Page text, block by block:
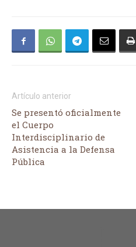
Artículo anterior
Se presentó oficialmente
el Cuerpo
Interdisciplinario de
Asistencia a la Defensa
Pública